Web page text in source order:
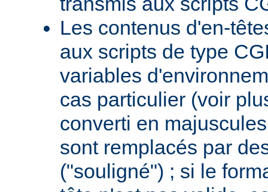
Les contenus d'en-
aux scripts de type
variables
cas particulier (voir
converti en
sont remplacés par
("souligné") ; si le